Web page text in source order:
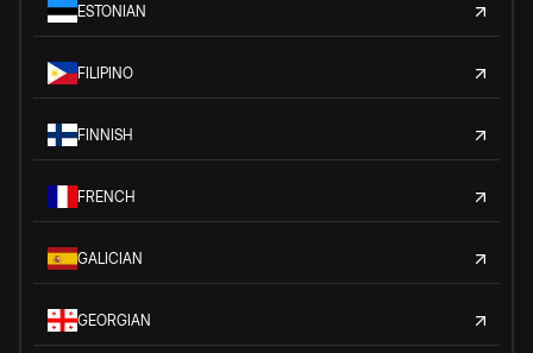
ESTONIAN
FILIPINO
FINNISH
FRENCH
GALICIAN
GEORGIAN